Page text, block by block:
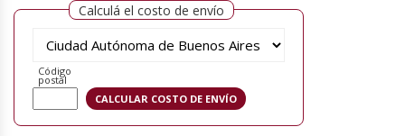
Calculá el costo de envío
Código
postal